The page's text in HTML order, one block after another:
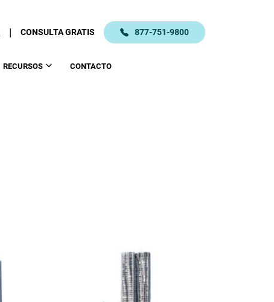
| CONSULTA GRATIS 877-751-9800
RECURSOS CONTACTO